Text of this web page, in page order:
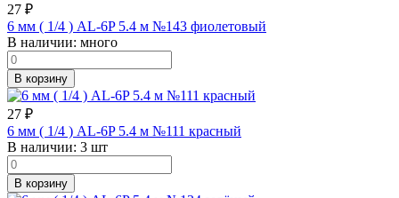
27 ₽
6 мм ( 1/4 ) AL-6P 5.4 м №143 фиолетовый
В наличии: много
В корзину
27 ₽
6 мм ( 1/4 ) AL-6P 5.4 м №111 красный
В наличии: 3 шт
В корзину